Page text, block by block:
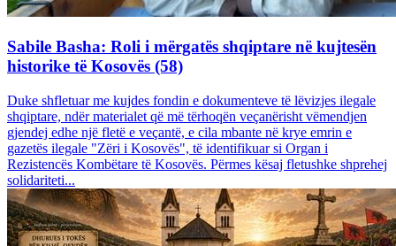
Sabile Basha: Roli i mërgatës shqiptare në kujtesën
historike të Kosovës (58)
Duke shfletuar me kujdes fondin e dokumenteve të lëvizjes ilegale
shqiptare, ndër materialet që më tërhoqën veçanërisht vëmendjen
gjendej edhe një fletë e veçantë, e cila mbante në krye emrin e
gazetës ilegale "Zëri i Kosovës", të identifikuar si Organ i
Rezistencës Kombëtare të Kosovës. Përmes kësaj fletushke shprehej
solidariteti...